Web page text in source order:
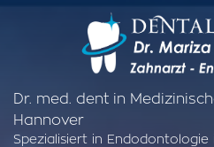
Dr. med. dent in
Hannover
Spezialisiert in Endodontologie